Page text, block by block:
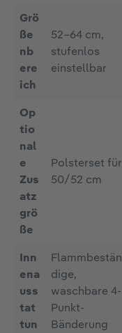
Grö
ße
nb
ere
ich
52–64 cm,
stufenlos
einstellbar
Op
tio
nal
e
Zus
atz
grö
ße
Polsterset für
50/52 cm
Inn
ena
uss
tat
tun
Flammbestän
dige,
waschbare 4-
Punkt-
Bänderung